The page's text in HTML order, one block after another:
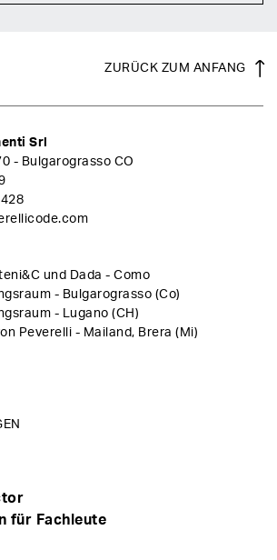
ZURÜCK ZUM ANFANG
Srl
- Bulgarograsso CO
und Dada - Como
- Bulgarograsso (Co)
- Lugano (CH)
Peverelli - Mailand, Brera (Mi)
für Fachleute